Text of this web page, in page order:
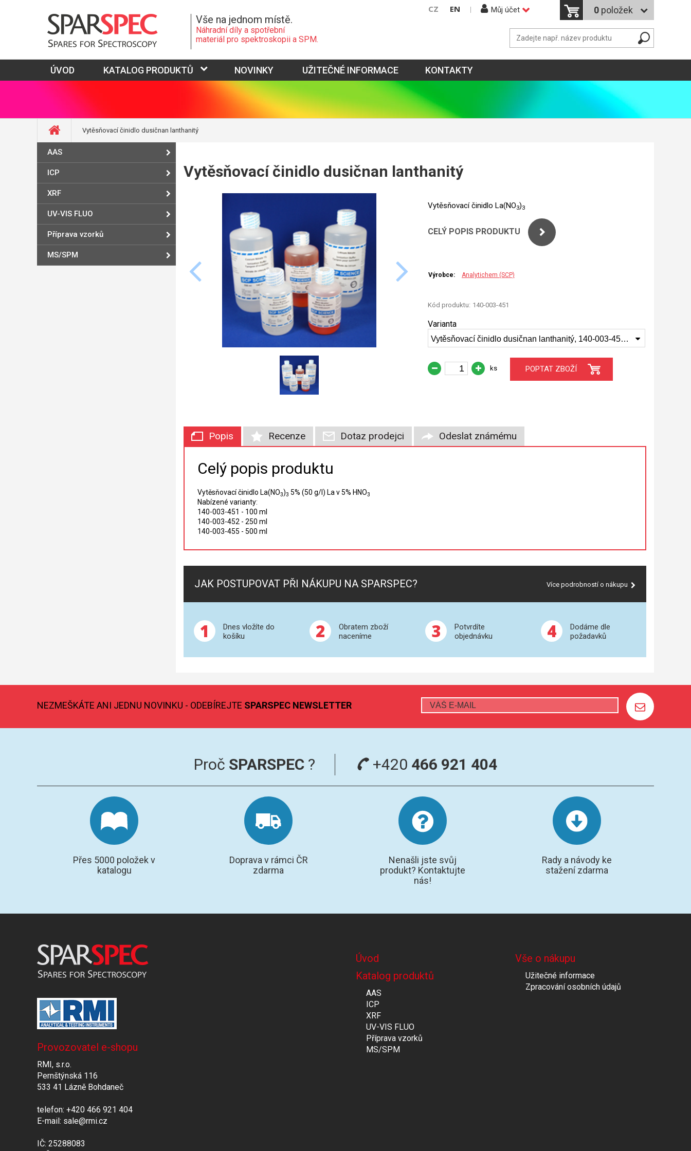
Vše na jednom místě.
Náhradní díly a spotřební
materiál pro spektroskopii a SPM.
CZ EN Můj účet 0 položek
ÚVOD KATALOG PRODUKTŮ NOVINKY UŽITEČNÉ INFORMACE KONTAKTY
Vytěsňovací činidlo dusičnan lanthanitý
AAS
ICP
XRF
UV-VIS FLUO
Příprava vzorků
MS/SPM
Vytěsňovací činidlo dusičnan lanthanitý
Vytěsňovací činidlo La(NO3)3
CELÝ POPIS PRODUKTU
Výrobce: Analytichem (SCP)
Kód produktu: 140-003-451
Varianta
Vytěsňovací činidlo dusičnan lanthanitý, 140-003-451 - 100 ml
ks POPTAT ZBOŽÍ
Popis Recenze Dotaz prodejci Odeslat známému
Celý popis produktu
Vytěsňovací činidlo La(NO3)3 5% (50 g/l) La v 5% HNO3
Nabízené varianty:
140-003-451 - 100 ml
140-003-452 - 250 ml
140-003-455 - 500 ml
JAK POSTUPOVAT PŘI NÁKUPU NA SPARSPEC? Více podrobností o nákupu
1
Dnes vložíte do
košíku
2
Obratem zboží
naceníme
3
Potvrdíte
objednávku
4
Dodáme dle
požadavků
NEZMEŠKÁTE ANI JEDNU NOVINKU - ODEBÍREJTE SPARSPEC NEWSLETTER
Proč SPARSPEC ? +420 466 921 404
Přes 5000 položek v
katalogu
Doprava v rámci ČR
zdarma
Nenašli jste svůj
produkt? Kontaktujte
nás!
Rady a návody ke
stažení zdarma
Provozovatel e-shopu
RMI, s.r.o.
Pernštýnská 116
533 41 Lázně Bohdaneč
telefon: +420 466 921 404
E-mail: sale@rmi.cz
IČ: 25288083
Úvod
Katalog produktů
AAS
ICP
XRF
UV-VIS FLUO
Příprava vzorků
MS/SPM
Vše o nákupu
Užitečné informace
Zpracování osobních údajů